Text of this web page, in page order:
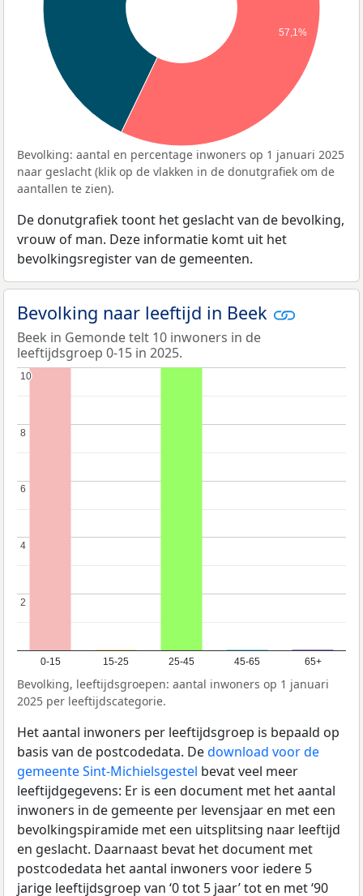
57,1%
Bevolking: aantal en percentage inwoners op 1 januari 2025
naar geslacht (klik op de vlakken in de donutgrafiek om de
aantallen te zien).
De donutgrafiek toont het geslacht van de bevolking,
vrouw of man. Deze informatie komt uit het
bevolkingsregister van de gemeenten.
Bevolking naar leeftijd in Beek
Beek in Gemonde telt 10 inwoners in de
leeftijdsgroep 0-15 in 2025.
0-15 15-25 25-45 45-65 65+
2
2
4
4
6
6
8
8
10
10
Bevolking, leeftijdsgroepen: aantal inwoners op 1 januari
2025 per leeftijdscategorie.
Het aantal inwoners per leeftijdsgroep is bepaald op
basis van de postcodedata. Dedownload voor de
gemeente Sint-Michielsgestel bevat veel meer
leeftijdgegevens: Er is een document met het aantal
inwoners in de gemeente per levensjaar en met een
bevolkingspiramide met een uitsplitsing naar leeftijd
en geslacht. Daarnaast bevat het document met
postcodedata het aantal inwoners voor iedere 5
jarige leeftijdsgroep van ‘0 tot 5 jaar’ tot en met ‘90